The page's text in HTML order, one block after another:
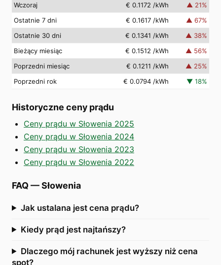
Wczoraj
€ 0.1172 /kWh ▲ 21%
Ostatnie 7 dni
€ 0.1617 /kWh ▲ 67%
Ostatnie 30 dni
€ 0.1341 /kWh ▲ 38%
Bieżący miesiąc
€ 0.1512 /kWh ▲ 56%
Poprzedni miesiąc
€ 0.1211 /kWh ▲ 25%
Poprzedni rok
€ 0.0794 /kWh ▼ 18%
Historyczne ceny prądu
Ceny prądu w Słowenia 2025
Ceny prądu w Słowenia 2024
Ceny prądu w Słowenia 2023
Ceny prądu w Słowenia 2022
FAQ —Słowenia
Jak ustalana jest cena prądu?
Kiedy prąd jest najtańszy?
Dlaczego mój rachunek jest wyższy niż cena
spot?